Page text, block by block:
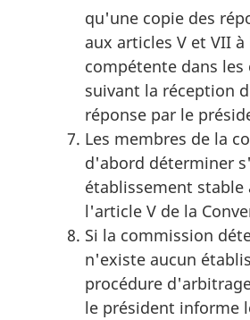
qu'une copie des
aux articles V et VII
compétente dans
suivant la réception
réponse par le
Les membres de la
d'abord déterminer
établissement stable
l'article V de la
Si la commission
n'existe aucun
procédure
le président informe